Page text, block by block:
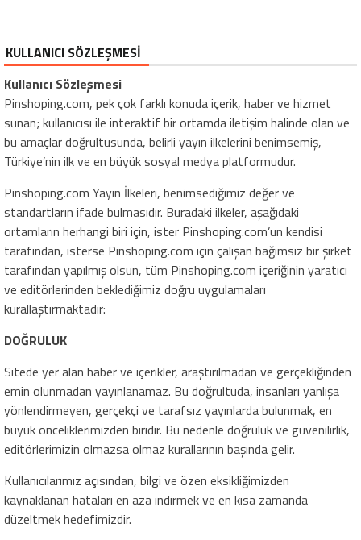
KULLANICI SÖZLEŞMESİ
Kullanıcı Sözleşmesi
Pinshoping.com, pek çok farklı konuda içerik, haber ve hizmet
sunan; kullanıcısı ile interaktif bir ortamda iletişim halinde olan ve
bu amaçlar doğrultusunda, belirli yayın ilkelerini benimsemiş,
Türkiye’nin ilk ve en büyük sosyal medya platformudur.
Pinshoping.com Yayın İlkeleri, benimsediğimiz değer ve
standartların ifade bulmasıdır. Buradaki ilkeler, aşağıdaki
ortamların herhangi biri için, ister Pinshoping.com’un kendisi
tarafından, isterse Pinshoping.com için çalışan bağımsız bir şirket
tarafından yapılmış olsun, tüm Pinshoping.com içeriğinin yaratıcı
ve editörlerinden beklediğimiz doğru uygulamaları
kurallaştırmaktadır:
DOĞRULUK
Sitede yer alan haber ve içerikler, araştırılmadan ve gerçekliğinden
emin olunmadan yayınlanamaz. Bu doğrultuda, insanları yanlışa
yönlendirmeyen, gerçekçi ve tarafsız yayınlarda bulunmak, en
büyük önceliklerimizden biridir. Bu nedenle doğruluk ve güvenilirlik,
editörlerimizin olmazsa olmaz kurallarının başında gelir.
Kullanıcılarımız açısından, bilgi ve özen eksikliğimizden
kaynaklanan hataları en aza indirmek ve en kısa zamanda
düzeltmek hedefimizdir.